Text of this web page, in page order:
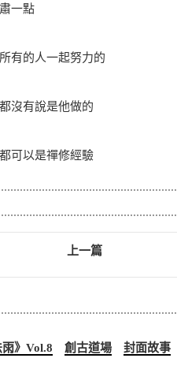
一點
有的人一起努力的
沒有說是他做的
可以是禪修經驗
上一篇
雨》Vol.8 創古道場 封面故事